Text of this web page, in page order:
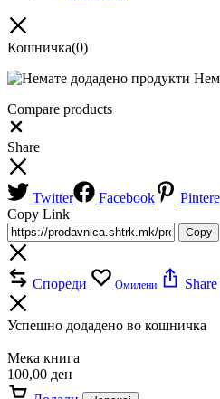
Кошничка(0)
Compare products
Share
Twitter Facebook
Copy Link
Copy
Спореди Омилени
Успешно додадено во кошничка
Мека книга
100,00 ден